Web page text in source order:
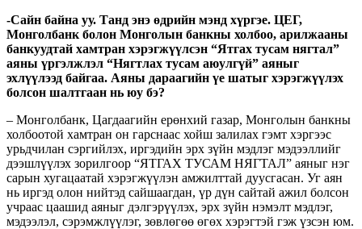
-Сайн байна уу. Танд энэ өдрийн мэнд хүргэе. ЦЕГ,
Монголбанк болон Монголын банкны холбоо, арилжааны
банкуудтай хамтран хэрэгжүүлсэн “Ятгах тусам нягтал”
аяны үргэлжлэл “Нягтлах тусам аюулгүй” аяныг
эхлүүлээд байгаа. Аяны дараагийн үе шатыг хэрэгжүүлэх
болсон шалтгаан нь юу бэ?
– Монголбанк, Цагдаагийн ерөнхий газар, Монголын банкны
холбоотой хамтран он гарснаас хойш залилах гэмт хэргээс
урьдчилан сэргийлэх, иргэдийн эрх зүйн мэдлэг мэдээллийг
дээшлүүлэх зорилгоор “ЯТГАХ ТУСАМ НЯГТАЛ” аяныг нэг
сарын хугацаатай хэрэгжүүлэн амжилттай дуусгасан. Уг аян
нь иргэд олон нийтэд сайшаагдан, үр дүн сайтай ажил болсон
учраас цаашид аяныг дэлгэрүүлэх, эрх зүйн нэмэлт мэдлэг,
мэдээлэл, сэрэмжлүүлэг, зөвлөгөө өгөх хэрэгтэй гэж үзсэн юм.